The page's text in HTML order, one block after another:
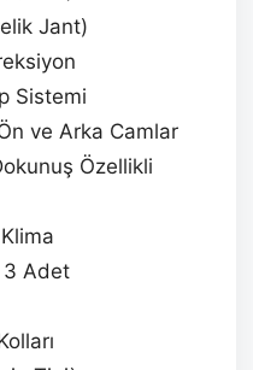
Jant)
Sistemi
ve Arka Camlar
Özellikli
3 Adet